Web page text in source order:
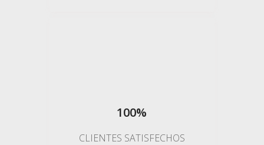
100%
CLIENTES SATISFECHOS
que contacté por internet
superaban el tipo de interés que
me ofrecieron en Firmax. Ahora